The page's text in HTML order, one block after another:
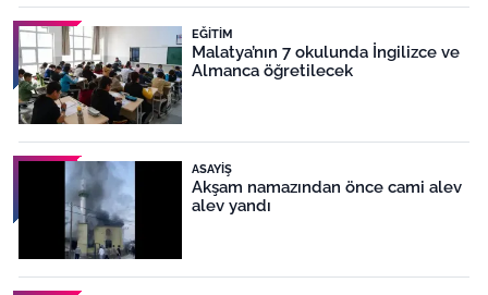
EĞITIM
Malatya’nın 7 okulunda İngilizce ve
Almanca öğretilecek
ASAYIŞ
Akşam namazından önce cami alev
alev yandı